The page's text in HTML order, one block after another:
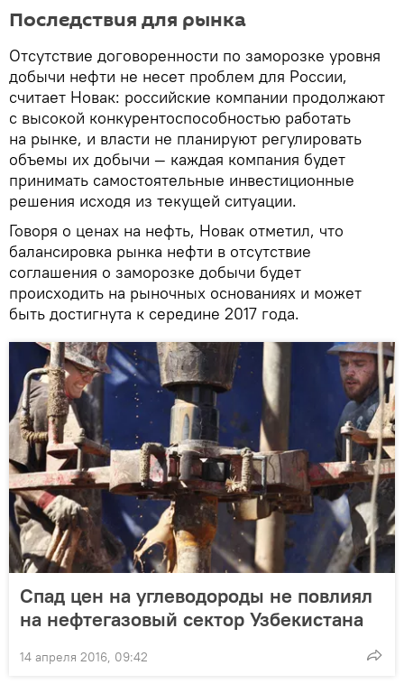
Последствия для рынка
Отсутствие договоренности по заморозке уровня
добычи нефти не несет проблем для России,
считает Новак: российские компании продолжают
с высокой конкурентоспособностью работать
на рынке, и власти не планируют регулировать
объемы их добычи — каждая компания будет
принимать самостоятельные инвестиционные
решения исходя из текущей ситуации.
Говоря о ценах на нефть, Новак отметил, что
балансировка рынка нефти в отсутствие
соглашения о заморозке добычи будет
происходить на рыночных основаниях и может
быть достигнута к середине 2017 года.
Спад цен на углеводороды не повлиял
на нефтегазовый сектор Узбекистана
14 апреля 2016, 09:42